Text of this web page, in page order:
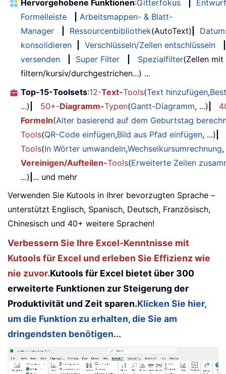
Hervorgehobene Funktionen:Gitterfokus
Entwurf
Formelleiste
Arbeitsmappen- & Blatt-
Manager
Ressourcenbibliothek(AutoText)
konsolidieren
Verschlüsseln/Zellen entschlüsseln
versenden
Super Filter Spezialfilter(Zellen
filtern/kursiv/durchgestrichen...) ...
Top-15-Toolsets:12-Text-Tools(Text hinzufügen,
...)
50+-Diagramm-Typen(Gantt-Diagramm, ...)
Formeln(Alter basierend auf dem Geburtstag
Tools(QR-Code einfügen,Bild aus Pfad einfügen, ...)
Tools(In Wörter umwandeln,Wechselkursumrechnung
Vereinigen/Aufteilen-Tools(Erweiterte Zeilen
...) ... und mehr
Verwenden Sie Kutools in Ihrer bevorzugten Sprache –
unterstützt Englisch, Spanisch, Deutsch, Französisch,
Chinesisch und 40+ weitere Sprachen!
Verbessern Sie Ihre Excel-Kenntnisse mit
Kutools für Excel und erleben Sie Effizienz wie
nie zuvor.Kutools für Excel bietet über 300
erweiterte Funktionen zur Steigerung der
Produktivität und Zeit sparen.Klicken Sie hier,
um die Funktion zu erhalten, die Sie am
dringendsten benötigen...